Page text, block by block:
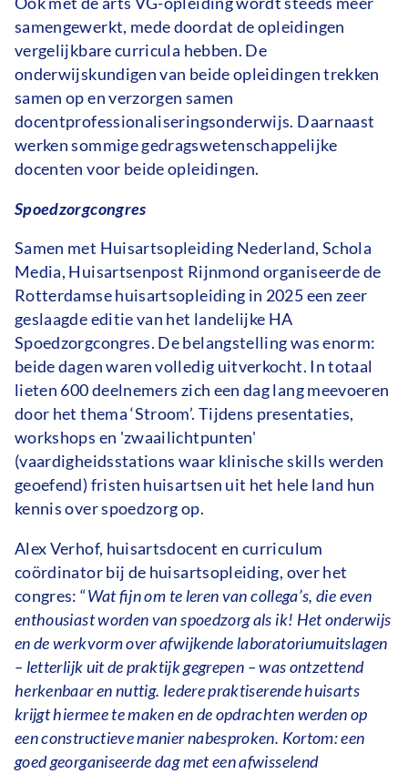
samengewerkt, mede doordat de opleidingen
vergelijkbare curricula hebben. De
onderwijskundigen van beide opleidingen trekken
samen op en verzorgen samen
docentprofessionaliseringsonderwijs. Daarnaast
werken sommige gedragswetenschappelijke
docenten voor beide opleidingen.
Spoedzorgcongres
Samen met Huisartsopleiding Nederland, Schola
Media, Huisartsenpost Rijnmond organiseerde de
Rotterdamse huisartsopleiding in 2025 een zeer
geslaagde editie van het landelijke HA
Spoedzorgcongres. De belangstelling was enorm:
beide dagen waren volledig uitverkocht. In totaal
lieten 600 deelnemers zich een dag lang meevoeren
door het thema ‘Stroom’. Tijdens presentaties,
workshops en 'zwaailichtpunten'
(vaardigheidsstations waar klinische skills werden
geoefend) fristen huisartsen uit het hele land hun
kennis over spoedzorg op.
Alex Verhof, huisartsdocent en curriculum
coördinator bij de huisartsopleiding, over het
congres: “Wat fijn om te leren van collega’s, die even
enthousiast worden van spoedzorg als ik! Het onderwijs
en de werkvorm over afwijkende laboratoriumuitslagen
– letterlijk uit de praktijk gegrepen – was ontzettend
herkenbaar en nuttig. Iedere praktiserende huisarts
krijgt hiermee te maken en de opdrachten werden op
een constructieve manier nabesproken. Kortom: een
goed georganiseerde dag met een afwisselend